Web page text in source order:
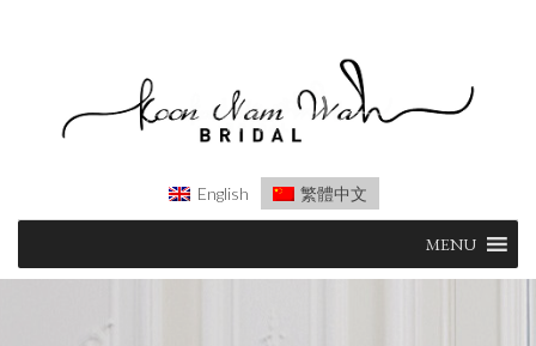
English 繁體中文
content
MENU